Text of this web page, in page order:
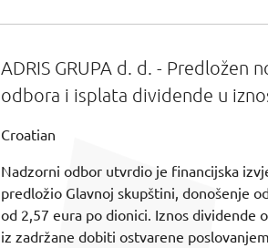
ADRIS GRUPA d. d. - Predložen
odbora i isplata dividende u
Croatian
Nadzorni odbor utvrdio je financijska
predložio Glavnoj skupštini, donošenje
od 2,57 eura po dionici. Iznos dividende
iz zadržane dobiti ostvarene